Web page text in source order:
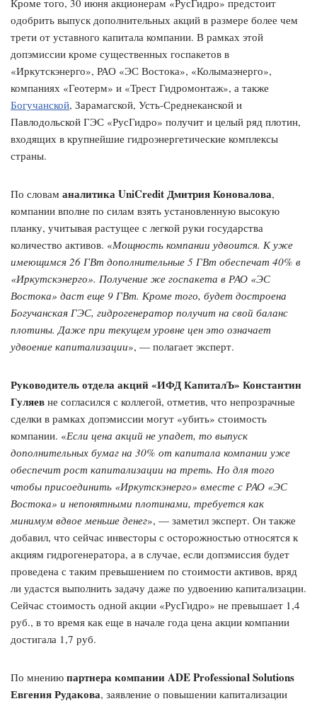
Кроме того, 30 июня акционерам «РусГидро» предстоит
одобрить выпуск дополнительных акций в размере более чем
трети от уставного капитала компании. В рамках этой
допэмиссии кроме существенных госпакетов в
«Иркутскэнерго», РАО «ЭС Востока», «Колымаэнерго»,
компаниях «Геотерм» и «Трест Гидромонтаж», а также
Богучанской, Зарамагской, Усть-Среднеканской и
Павлодольской ГЭС «РусГидро» получит и целый ряд плотин,
входящих в крупнейшие гидроэнергетические комплексы
страны.
По словам аналитика UniCredit Дмитрия Коновалова,
компании вполне по силам взять установленную высокую
планку, учитывая растущее с легкой руки государства
количество активов. «Мощность компании удвоится. К уже
имеющимся 26 ГВт дополнительные 5 ГВт обеспечат 40% в
«Иркутскэнерго». Получение же госпакета в РАО «ЭС
Востока» даст еще 9 ГВт. Кроме того, будет достроена
Богучанская ГЭС, гидрогенератор получит на свой баланс
плотины. Даже при текущем уровне цен это означает
удвоение капитализации», — полагает эксперт.
Руководитель отдела акций «ИФД КапиталЪ» Константин
Гуляев не согласился с коллегой, отметив, что непрозрачные
сделки в рамках допэмиссии могут «убить» стоимость
компании. «Если цена акций не упадет, то выпуск
дополнительных бумаг на 30% от капитала компании уже
обеспечит рост капитализации на треть. Но для того
чтобы присоединить «Иркутскэнерго» вместе с РАО «ЭС
Востока» и непонятными плотинами, требуется как
минимум вдвое меньше денег», — заметил эксперт. Он также
добавил, что сейчас инвесторы с осторожностью относятся к
акциям гидрогенератора, а в случае, если допэмиссия будет
проведена с таким превышением по стоимости активов, вряд
ли удастся выполнить задачу даже по удвоению капитализации.
Сейчас стоимость одной акции «РусГидро» не превышает 1,4
руб., в то время как еще в начале года цена акции компании
достигала 1,7 руб.
По мнению партнера компании ADE Professional Solutions
Евгения Рудакова, заявление о повышении капитализации